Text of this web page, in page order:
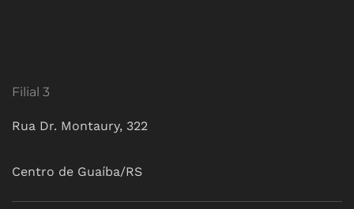
Filial 3
Rua Dr. Montaury, 322
Centro de Guaíba/RS